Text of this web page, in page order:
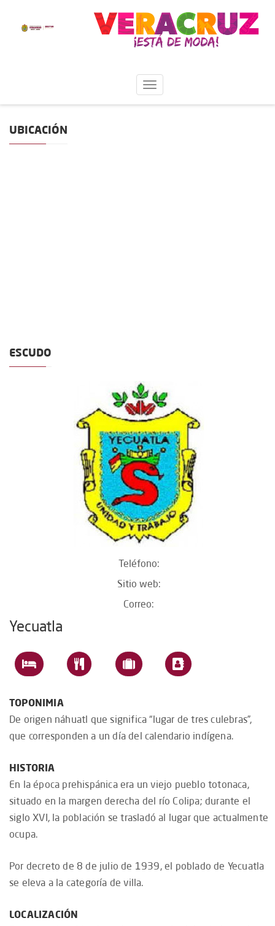
UBICACIÓN
ESCUDO
Teléfono:
Sitio web:
Correo:
Yecuatla
TOPONIMIA
De origen náhuatl que significa “lugar de tres culebras”,
que corresponden a un día del calendario indígena.
HISTORIA
En la época prehispánica era un viejo pueblo totonaca,
situado en la margen derecha del río Colipa; durante el
siglo XVI, la población se trasladó al lugar que actualmente
ocupa.
Por decreto de 8 de julio de 1939, el poblado de Yecuatla
se eleva a la categoría de villa.
LOCALIZACIÓN